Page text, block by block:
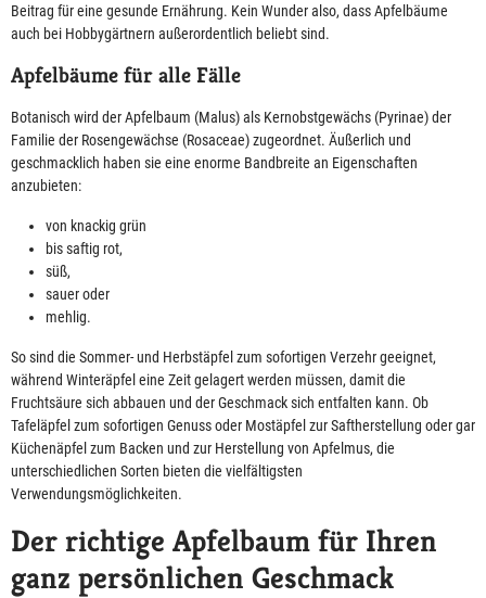
Beitrag für eine gesunde Ernährung. Kein Wunder also, dass Apfelbäume
auch bei Hobbygärtnern außerordentlich beliebt sind.
Apfelbäume für alle Fälle
Botanisch wird der Apfelbaum (Malus) als Kernobstgewächs (Pyrinae) der
Familie der Rosengewächse (Rosaceae) zugeordnet. Äußerlich und
geschmacklich haben sie eine enorme Bandbreite an Eigenschaften
anzubieten:
von knackig grün
bis saftig rot,
süß,
sauer oder
mehlig.
So sind die Sommer- und Herbstäpfel zum sofortigen Verzehr geeignet,
während Winteräpfel eine Zeit gelagert werden müssen, damit die
Fruchtsäure sich abbauen und der Geschmack sich entfalten kann. Ob
Tafeläpfel zum sofortigen Genuss oder Mostäpfel zur Saftherstellung oder gar
Küchenäpfel zum Backen und zur Herstellung von Apfelmus, die
unterschiedlichen Sorten bieten die vielfältigsten
Verwendungsmöglichkeiten.
Der richtige Apfelbaum für Ihren
ganz persönlichen Geschmack